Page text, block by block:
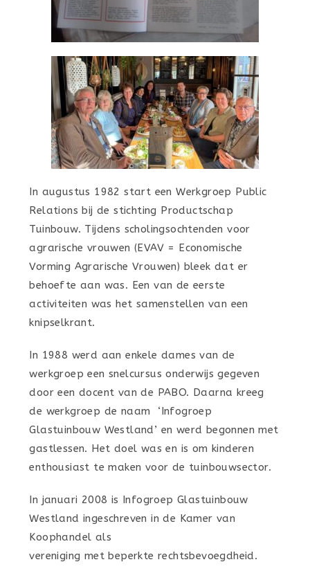
In augustus 1982 start een Werkgroep Public
Relations bij de stichting Productschap
Tuinbouw. Tijdens scholingsochtenden voor
agrarische vrouwen (EVAV = Economische
Vorming Agrarische Vrouwen) bleek dat er
behoefte aan was. Een van de eerste
activiteiten was het samenstellen van een
knipselkrant.
In 1988 werd aan enkele dames van de
werkgroep een snelcursus onderwijs gegeven
door een docent van de PABO. Daarna kreeg
de werkgroep de naam ‘Infogroep
Glastuinbouw Westland’ en werd begonnen met
gastlessen. Het doel was en is om kinderen
enthousiast te maken voor de tuinbouwsector.
In januari 2008 is Infogroep Glastuinbouw
Westland ingeschreven in de Kamer van
Koophandel als
vereniging met beperkte rechtsbevoegdheid.